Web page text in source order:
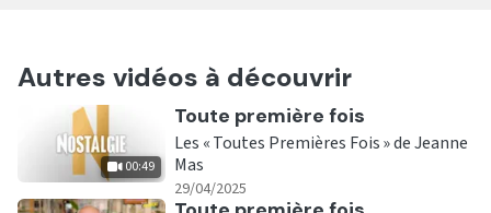
Autres vidéos à découvrir
00:49
Ecouter
Toute première fois
Les « Toutes Premières Fois » de Jeanne
Mas
29/04/2025